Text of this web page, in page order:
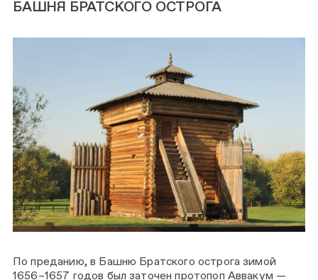
БАШНЯ БРАТСКОГО ОСТРОГА
По преданию, в Башню Братского острога зимой
1656–1657 годов был заточен протопоп Аввакум —